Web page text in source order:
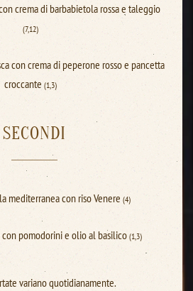
crema di barbabietola rossa e taleggio
(7,12)
con crema di peperone rosso e pancetta
croccante (1,3)
SECONDI
mediterranea con riso Venere (4)
pomodorini e olio al basilico (1,3)
variano quotidianamente.